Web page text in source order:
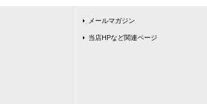
メールマガジン
当店HPなど関連ページ